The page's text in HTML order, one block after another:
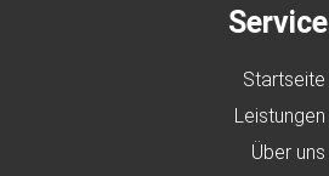
Service
Startseite
Leistungen
Über uns